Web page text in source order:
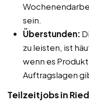
sein.
Überstunden:
zu leisten, ist
wenn es
Auftragslagen
Teilzeitjobs in